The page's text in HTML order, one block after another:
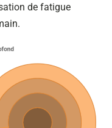
de fatigue